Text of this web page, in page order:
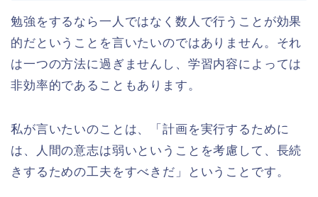
勉強をするなら一人ではなく数人で行うことが効果
的だということを言いたいのではありません。それ
は一つの方法に過ぎませんし、学習内容によっては
非効率的であることもあります。
私が言いたいのことは、「計画を実行するために
は、人間の意志は弱いということを考慮して、長続
きするための工夫をすべきだ」ということです。